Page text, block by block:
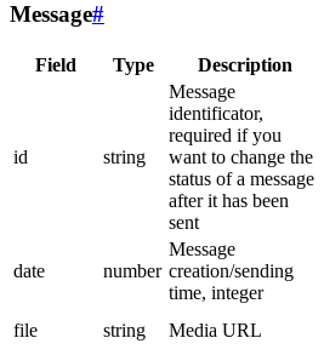
Message#
Field Type Description
id string
Message
identificator,
required if you
want to change the
status of a message
after it has been
sent
date number
Message
creation/sending
time, integer
file string Media URL